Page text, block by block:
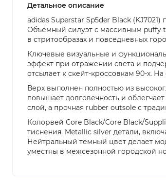
Детальное описание
adidas Superstar Sp5der Black
Объёмный силуэт с массивным puffy
в стритообразах и повседневных
Ключевые визуальные и
эффект при отражении света и
отсылает к скейт-кроссовкам 90-х.
Верх выполнен полностью из
повышает долговечность и
слой, а прочная rubber outsole с
Колорвей Core Black/Core Black/
тиснения. Metallic silver детали,
Нейтральный тёмный цвет делает
уместны в межсезонной городской